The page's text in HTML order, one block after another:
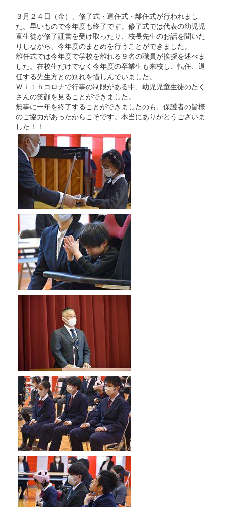
３月２４日（金）、修了式・退任式・離任式が行われまし
た。早いもので今年度も終了です。修了式では代表の幼児児
童生徒が修了証書を受け取ったり、校長先生のお話を聞いた
りしながら、今年度のまとめを行うことができました。
離任式では今年度で学校を離れる９名の職員が挨拶を述べま
した。在校生だけでなく今年度の卒業生も来校し、転任、退
任する先生方との別れを惜しんでいました。
Ｗｉｔｈコロナで行事の制限がある中、幼児児童生徒のたく
さんの笑顔を見ることができました。
無事に一年を終了することができましたのも、保護者の皆様
のご協力があったからこそです。本当にありがとうございま
した！！